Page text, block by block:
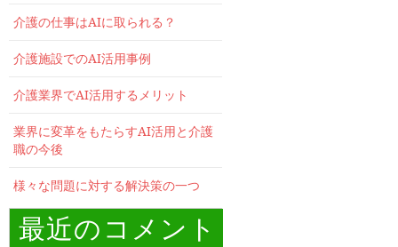
介護の仕事はAIに取られる？
介護施設でのAI活用事例
介護業界でAI活用するメリット
業界に変革をもたらすAI活用と介護
職の今後
様々な問題に対する解決策の一つ
最近のコメント